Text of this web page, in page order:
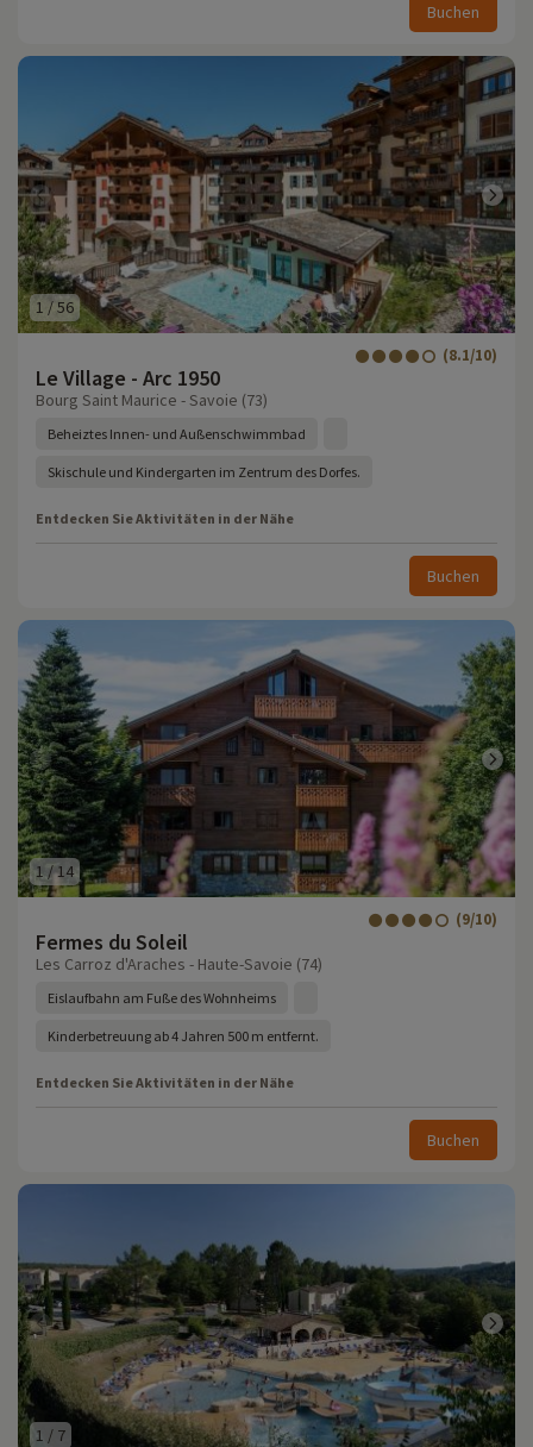
Buchen
1 /56
Le Village - Arc 1950
(8.1/10)
Bourg Saint Maurice - Savoie (73)
Beheiztes Innen- und Außenschwimmbad
Skischule und Kindergarten im Zentrum des Dorfes.
Entdecken Sie Aktivitäten in der Nähe
Buchen
1 /14
Fermes du Soleil
(9/10)
Les Carroz d'Araches - Haute-Savoie (74)
Eislaufbahn am Fuße des Wohnheims
Kinderbetreuung ab 4 Jahren 500 m entfernt.
Entdecken Sie Aktivitäten in der Nähe
Buchen
1 / 7